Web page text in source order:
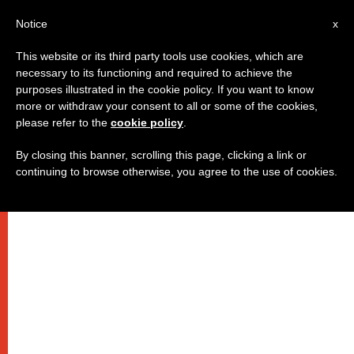
البابا فرنسيس: الرحمة هي طريق
السلام في العالم
x
Notice
This website or its third party tools use cookies, which are
necessary to its functioning and required to achieve the
purposes illustrated in the cookie policy. If you want to know
more or withdraw your consent to all or some of the cookies,
please refer to the cookie policy
By closing this banner, scrolling this page, clicking a link or
continuing to browse otherwise, you agree to the use of cookies.